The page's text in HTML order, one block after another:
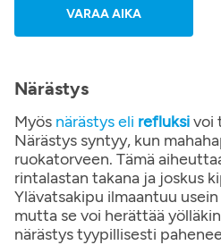
VARAA AIKA
Närästys
Myös närästys eli refluksivoi
Närästys syntyy, kun
ruokatorveen. Tämä
rintalastan takana ja joskus
Ylävatsakipu ilmaantuu
mutta se voi herättää
närästys tyypillisesti